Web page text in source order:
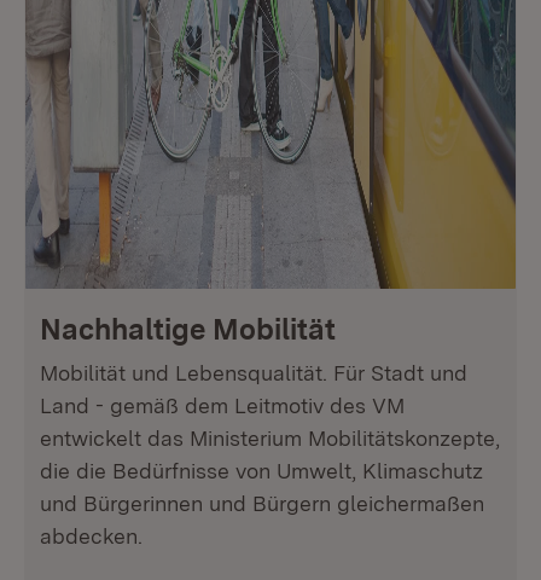
Nachhaltige Mobilität
Mobilität und Lebensqualität. Für Stadt und
Land - gemäß dem Leitmotiv des VM
entwickelt das Ministerium Mobilitätskonzepte,
die die Bedürfnisse von Umwelt, Klimaschutz
und Bürgerinnen und Bürgern gleichermaßen
abdecken.